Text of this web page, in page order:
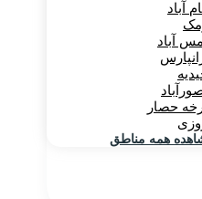
آباد
آباد
حصار
همه مناطق